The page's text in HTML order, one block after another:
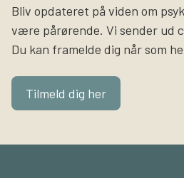
Bliv opdateret på viden om
være pårørende. Vi sender ud
Du kan framelde dig når som
Tilmeld dig her